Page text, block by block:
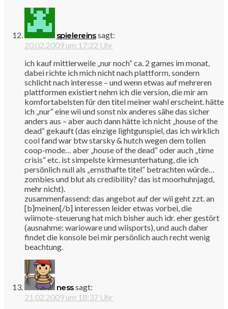
spielereinssagt:
20.02.2009 um 17:22 Uhr
ich kauf mittlerweile „nur noch“ ca. 2 games im monat,
dabei richte ich mich nicht nach plattform, sondern
schlicht nach interesse – und wenn etwas auf mehreren
plattformen existiert nehm ich die version, die mir am
komfortabelsten für den titel meiner wahl erscheint. hätte
ich „nur“ eine wii und sonst nix anderes sähe das sicher
anders aus – aber auch dann hätte ich nicht „house of the
dead“ gekauft (das einzige lightgunspiel, das ich wirklich
cool fand war btw starsky & hutch wegen dem tollen
coop-mode… aber „house of the dead“ oder auch „time
crisis“ etc. ist simpelste kirmesunterhatung, die ich
persönlich null als „ernsthafte titel“ betrachten würde…
zombies und blut als credibility? das ist moorhuhnjagd,
mehr nicht).
zusammenfassend: das angebot auf der wii geht zzt. an
[b]meinen[/b] interessen leider etwas vorbei, die
wiimote-steuerung hat mich bisher auch idr. eher gestört
(ausnahme: warioware und wiisports), und auch daher
findet die konsole bei mir persönlich auch recht wenig
beachtung.
nesssagt:
21.02.2009 um 18:37 Uhr